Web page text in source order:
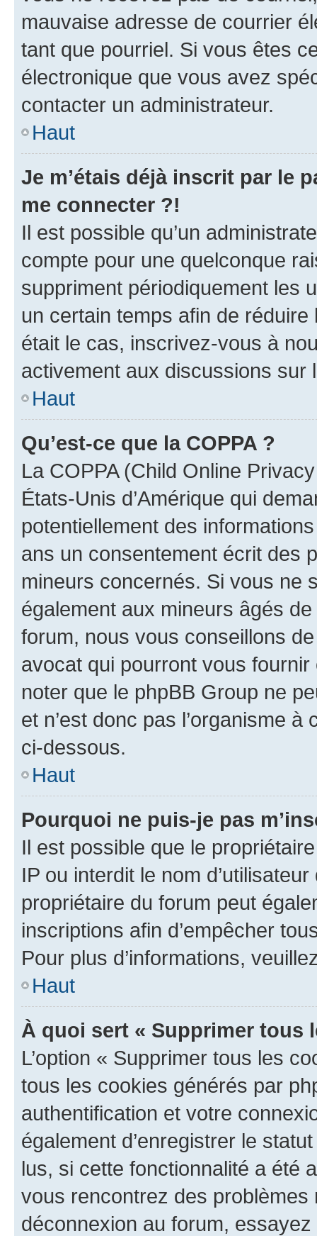
mauvaise adresse de courrier
tant que pourriel. Si vous êtes
électronique que vous avez
contacter un administrateur.
Haut
Je m’étais déjà inscrit par le
me connecter ?!
Il est possible qu’un
compte pour une quelconque
suppriment périodiquement les
un certain temps afin de
était le cas, inscrivez-vous à
activement aux discussions sur
Haut
Qu’est-ce que la COPPA ?
La COPPA (Child Online
États-Unis d’Amérique qui
potentiellement des
ans un consentement écrit des
mineurs concernés. Si vous ne
également aux mineurs âgés
forum, nous vous conseillons
avocat qui pourront vous
noter que le phpBB Group ne
et n’est donc pas l’organisme
ci-dessous.
Haut
Pourquoi ne puis-je pas
Il est possible que le
IP ou interdit le nom
propriétaire du forum peut
inscriptions afin d’empêcher
Pour plus d’informations,
Haut
À quoi sert « Supprimer tous
L’option « Supprimer tous les
tous les cookies générés par
authentification et votre
également d’enregistrer le
lus, si cette fonctionnalité a été
vous rencontrez des
déconnexion au forum,